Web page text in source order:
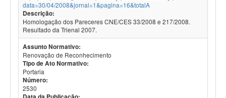
data=30/04/2008&jornal=1&pagina=16&totalA
Descrição:
Homologação dos Pareceres CNE/CES 33/2008 e 217/2008.
Resultado da Trienal 2007.
Assunto Normativo:
Renovação de Reconhecimento
Tipo de Ato Normativo:
Portaria
Número:
2530